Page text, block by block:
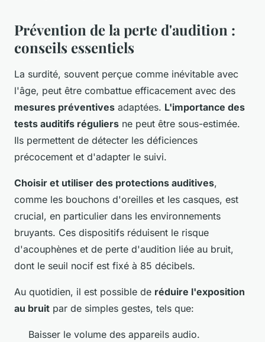
Prévention de la perte d'audition :
conseils essentiels
La surdité, souvent perçue comme inévitable avec
l'âge, peut être combattue efficacement avec des
mesures préventives adaptées. L'importance des
tests auditifs réguliers ne peut être sous-estimée.
Ils permettent de détecter les déficiences
précocement et d'adapter le suivi.
Choisir et utiliser des protections auditives,
comme les bouchons d'oreilles et les casques, est
crucial, en particulier dans les environnements
bruyants. Ces dispositifs réduisent le risque
d'acouphènes et de perte d'audition liée au bruit,
dont le seuil nocif est fixé à 85 décibels.
Au quotidien, il est possible de réduire l'exposition
au bruit par de simples gestes, tels que:
Baisser le volume des appareils audio.